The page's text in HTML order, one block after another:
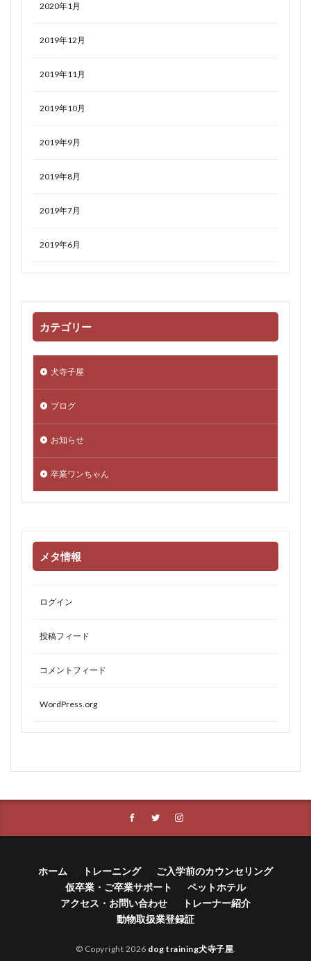
2020年1月
2019年12月
2019年11月
2019年10月
2019年9月
2019年8月
2019年7月
2019年6月
カテゴリー
犬寺子屋
ブログ
お知らせ
卒業ワンちゃん
メタ情報
ログイン
投稿フィード
コメントフィード
WordPress.org
ホーム トレーニング
ご入学前のカウンセリング
仮卒業・ご卒業サポート
ペットホテル
アクセス・お問い合わせ
トレーナー紹介
動物取扱業登録証
© Copyright 2026 dog training犬寺子屋.